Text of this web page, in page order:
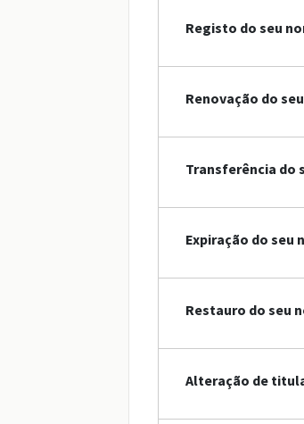
Registo do seu
Renovação do
Transferência do
Expiração do seu
Restauro do seu
Alteração de